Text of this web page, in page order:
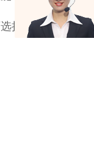
配装日期打印